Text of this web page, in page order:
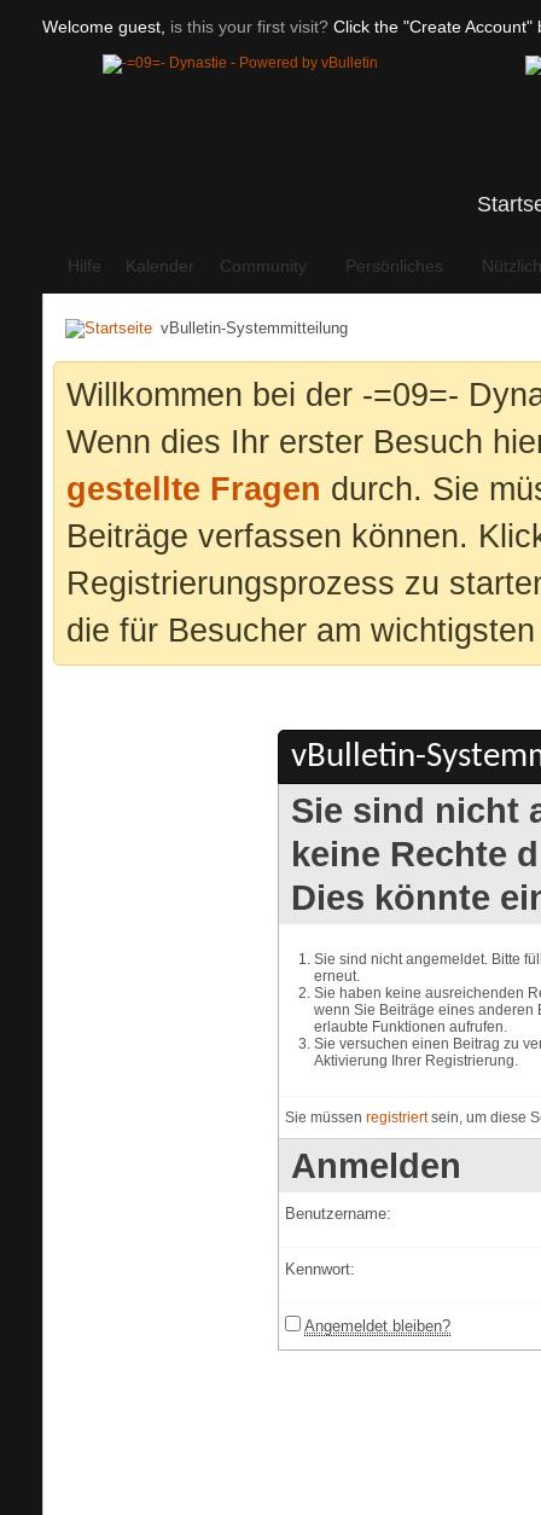
Welcome guest, is this your first visit? Click the "Create Account"
Hilfe Kalender Community Persönliches
vBulletin-Systemmitteilung
Willkommen bei der -=09=-
Wenn dies Ihr erster Besuch
gestellte Fragen durch. Sie
Beiträge verfassen können.
Registrierungsprozess zu
die für Besucher am
vBulletin-
Sie sind nicht
keine Rechte
Dies könnte
Sie sind nicht angemeldet. Bitte
erneut.
Sie haben keine ausreichenden
wenn Sie Beiträge eines anderen
erlaubte Funktionen aufrufen.
Sie versuchen einen Beitrag zu
Aktivierung Ihrer Registrierung.
Sie müssen registriertsein, um diese
Anmelden
Benutzername:
Kennwort:
Angemeldet bleiben?